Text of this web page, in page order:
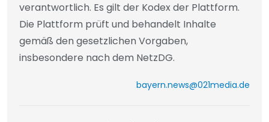
verantwortlich. Es gilt der Kodex der Plattform.
Die Plattform prüft und behandelt Inhalte
gemäß den gesetzlichen Vorgaben,
insbesondere nach dem NetzDG.
bayern.news@021media.de